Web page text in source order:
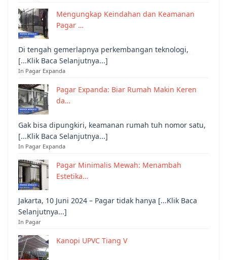
Mengungkap Keindahan dan Keamanan
Pagar …
Di tengah gemerlapnya perkembangan teknologi,
[...Klik Baca Selanjutnya...]
In Pagar Expanda
Pagar Expanda: Biar Rumah Makin Keren
da…
Gak bisa dipungkiri, keamanan rumah tuh nomor satu,
[...Klik Baca Selanjutnya...]
In Pagar Expanda
Pagar Minimalis Mewah: Menambah
Estetika…
Jakarta, 10 Juni 2024 – Pagar tidak hanya [...Klik Baca
Selanjutnya...]
In Pagar
Kanopi UPVC Tiang V